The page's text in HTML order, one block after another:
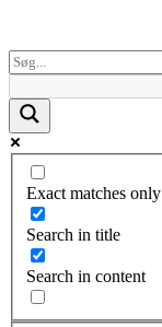
Exact matches only
Search in title
Search in content